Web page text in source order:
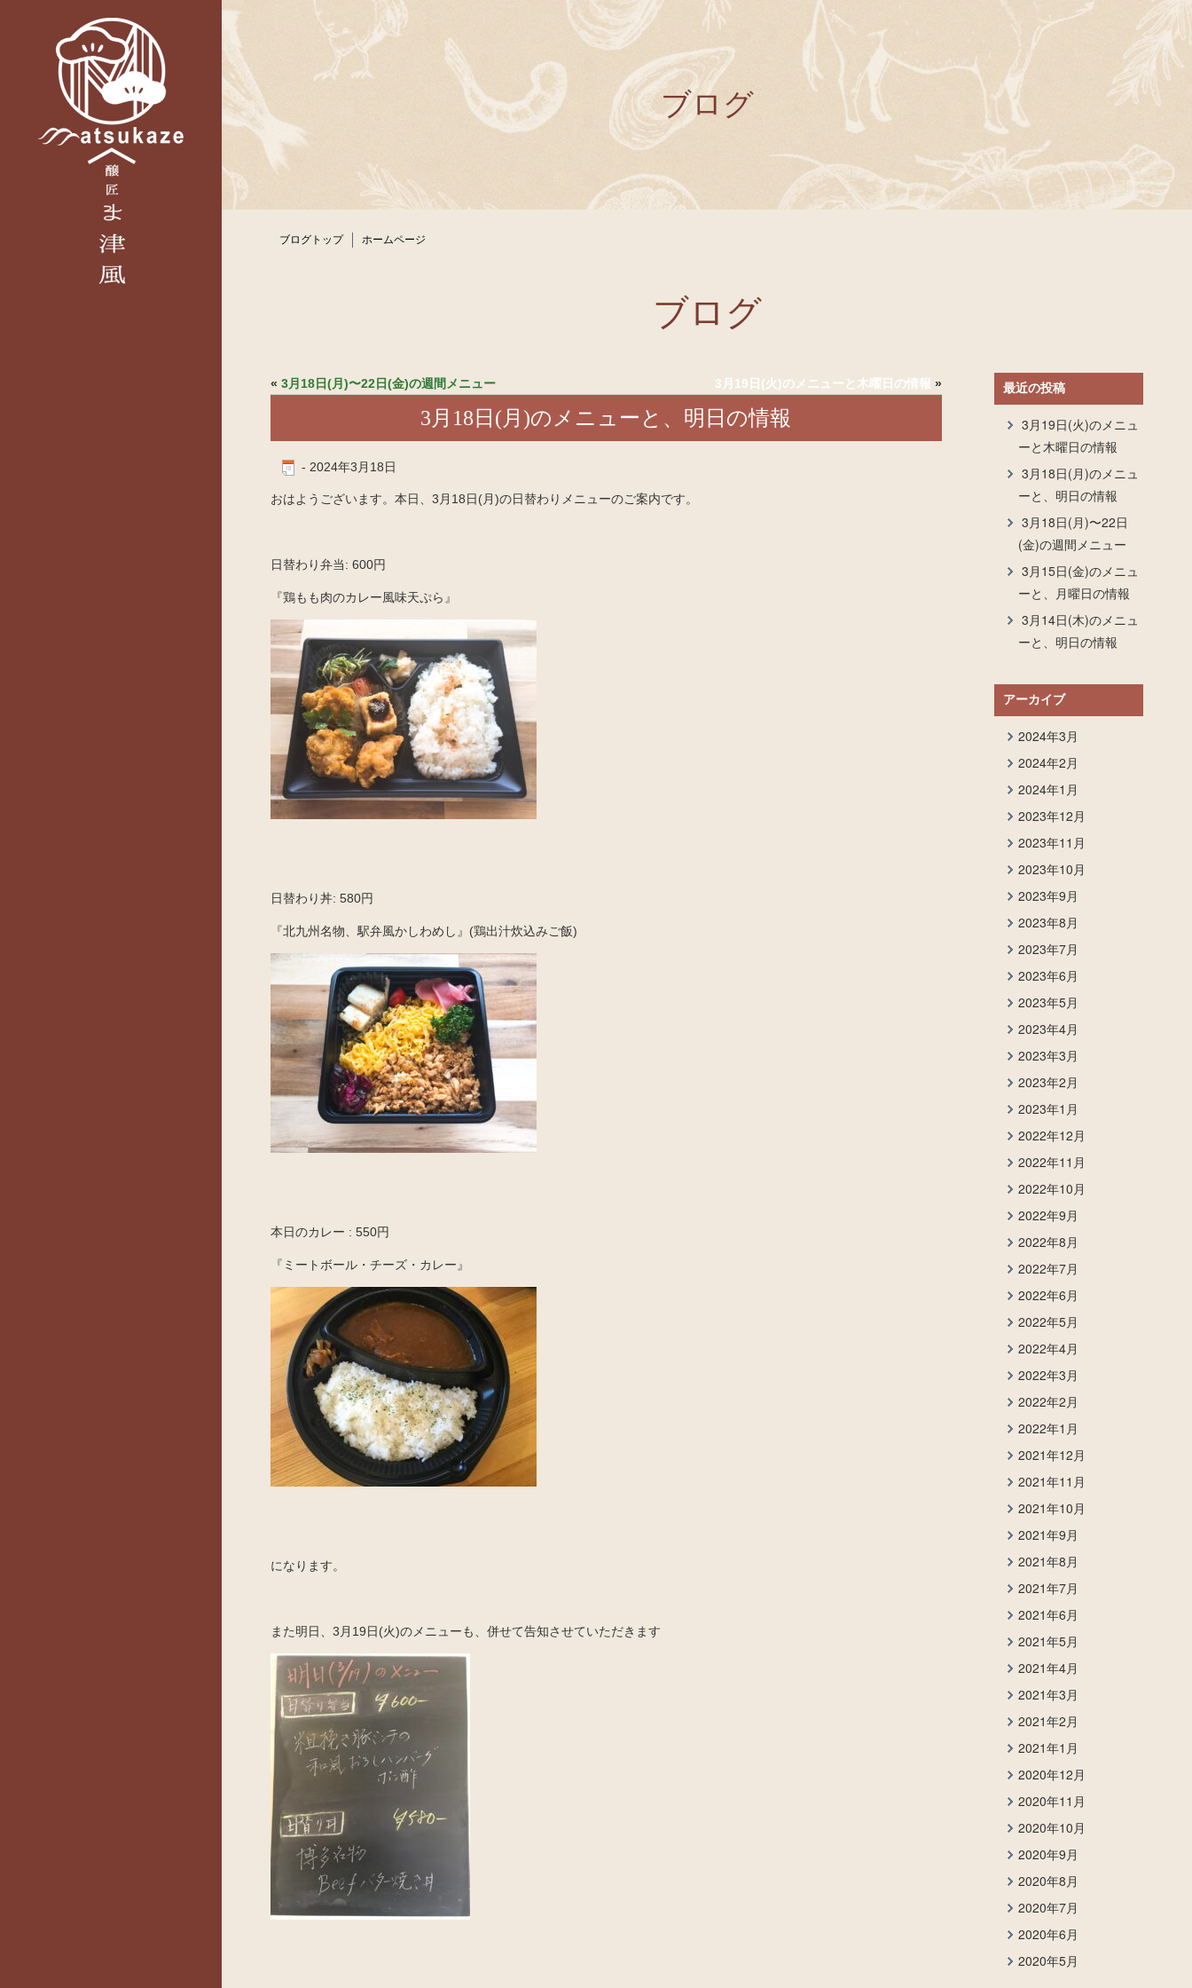
ブログ
ブログトップ ホームページ
ブログ
« 3月18日(月)〜22日(金)の週間メニュー 3月19日(火)のメニューと木曜日の情報 »
3月18日(月)のメニューと、明日の情報
- 2024年3月18日
おはようございます。本日、3月18日(月)の日替わりメニューのご案内です。
日替わり弁当: 600円
『鶏もも肉のカレー風味天ぷら』
日替わり丼: 580円
『北九州名物、駅弁風かしわめし』(鶏出汁炊込みご飯)
本日のカレー : 550円
『ミートボール・チーズ・カレー』
になります。
また明日、3月19日(火)のメニューも、併せて告知させていただきます
最近の投稿
3月19日(火)のメニュ
ーと木曜日の情報
3月18日(月)のメニュ
ーと、明日の情報
3月18日(月)〜22日
(金)の週間メニュー
3月15日(金)のメニュ
ーと、月曜日の情報
3月14日(木)のメニュ
ーと、明日の情報
アーカイブ
2024年3月
2024年2月
2024年1月
2023年12月
2023年11月
2023年10月
2023年9月
2023年8月
2023年7月
2023年6月
2023年5月
2023年4月
2023年3月
2023年2月
2023年1月
2022年12月
2022年11月
2022年10月
2022年9月
2022年8月
2022年7月
2022年6月
2022年5月
2022年4月
2022年3月
2022年2月
2022年1月
2021年12月
2021年11月
2021年10月
2021年9月
2021年8月
2021年7月
2021年6月
2021年5月
2021年4月
2021年3月
2021年2月
2021年1月
2020年12月
2020年11月
2020年10月
2020年9月
2020年8月
2020年7月
2020年6月
2020年5月